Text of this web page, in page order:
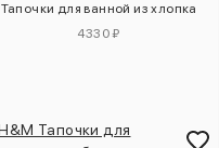
Тапочки для ванной из хлопка
4330 ₽